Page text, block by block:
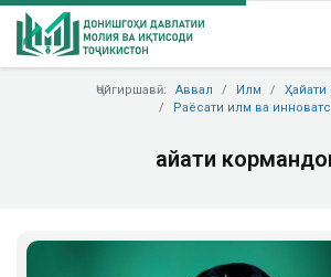
Ҷойгиршавӣ: Аввал Илм
Раёсати илм ва
Ҳайати